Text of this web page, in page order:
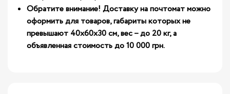
Обратите внимание! Доставку на почтомат можно
оформить для товаров, габариты которых не
превышают 40х60х30 см, вес – до 20 кг, а
объявленная стоимость до 10 000 грн.